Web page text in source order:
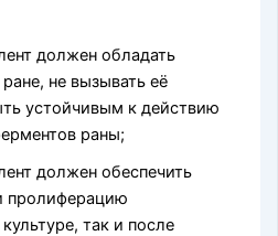
должен обладать
не вызывать её
устойчивым к действию
раны;
должен обеспечить
пролиферацию
так и после